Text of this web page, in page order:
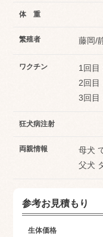
体 重
繁殖者 藤岡/
ワクチン
1回目
2回目
3回目
狂犬病注射
両親情報
母犬
父犬
参考お見積もり
生体価格